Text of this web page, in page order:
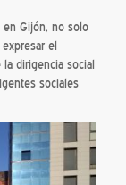
en Gijón, no solo
el
dirigencia social
sociales